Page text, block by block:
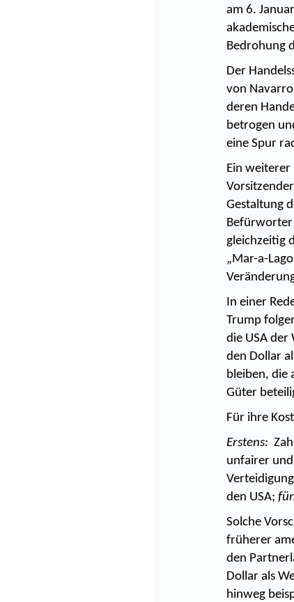
am 6.
Bedrohung
Der
von
deren
betrogen
eine Spur
Ein weiterer
Gestaltung
Befürworter
gleichzeitig
„Mar-a-
In einer
Trump
die USA
den Dollar
bleiben, die
Güter
Für ihre
Erstens:
unfairer und
den USA;
Solche
früherer
den
Dollar als
hinweg